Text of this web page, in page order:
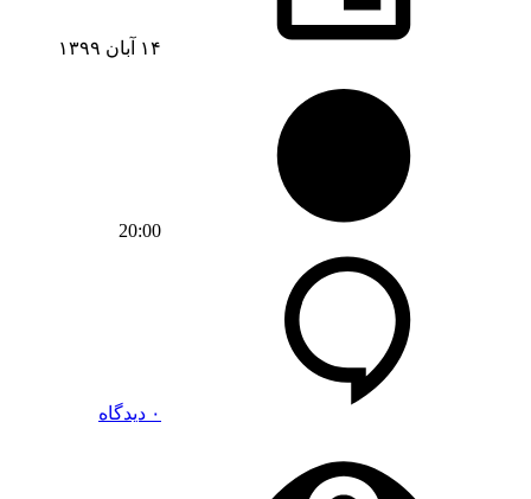
۱۴ آبان ۱۳۹۹
20:00
۰ دیدگاه